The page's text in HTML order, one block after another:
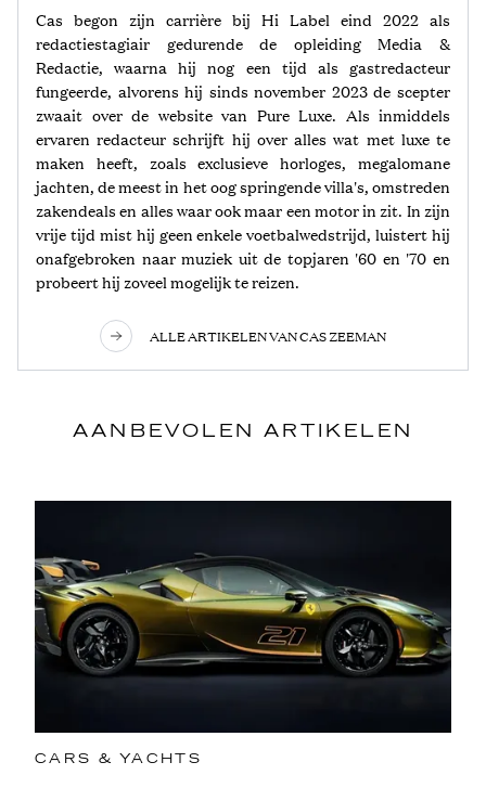
Cas begon zijn carrière bij Hi Label eind 2022 als
redactiestagiair gedurende de opleiding Media &
Redactie, waarna hij nog een tijd als gastredacteur
fungeerde, alvorens hij sinds november 2023 de scepter
zwaait over de website van Pure Luxe. Als inmiddels
ervaren redacteur schrijft hij over alles wat met luxe te
maken heeft, zoals exclusieve horloges, megalomane
jachten, de meest in het oog springende villa's, omstreden
zakendeals en alles waar ook maar een motor in zit. In zijn
vrije tijd mist hij geen enkele voetbalwedstrijd, luistert hij
onafgebroken naar muziek uit de topjaren '60 en '70 en
probeert hij zoveel mogelijk te reizen.
ALLE ARTIKELEN VAN CAS ZEEMAN
AANBEVOLEN ARTIKELEN
CARS & YACHTS